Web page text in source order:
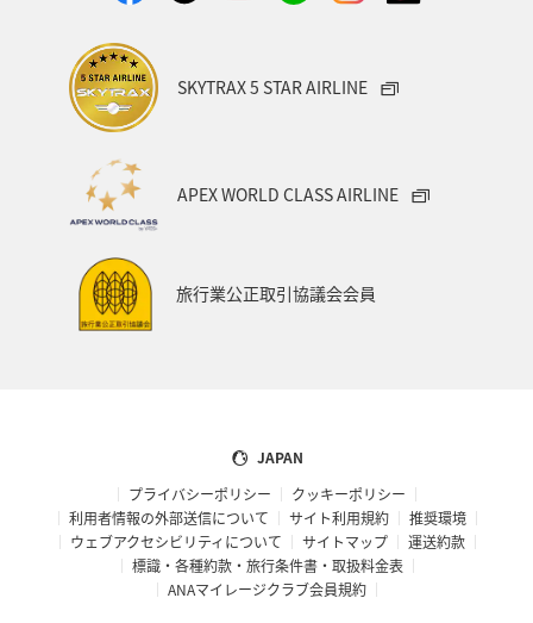
SKYTRAX 5 STAR AIRLINE
APEX WORLD CLASS AIRLINE
旅行業公正取引協議会会員
JAPAN
プライバシーポリシー
クッキーポリシー
利用者情報の外部送信について
サイト利用規約
推奨環境
ウェブアクセシビリティについて
サイトマップ
運送約款
標識・各種約款・旅行条件書・取扱料金表
ANAマイレージクラブ会員規約